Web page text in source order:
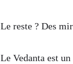
Le reste ? Des
Le Vedanta est